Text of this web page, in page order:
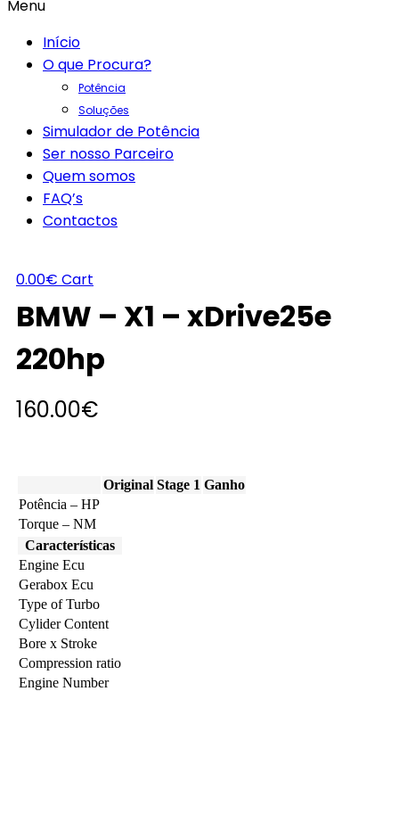
Menu
Início
O que Procura?
Potência
Soluções
Simulador de Potência
Ser nosso Parceiro
Quem somos
FAQ’s
Contactos
0.00€ Cart
BMW – X1 – xDrive25e
220hp
160.00€
Original Stage 1 Ganho
Potência – HP
Torque – NM
Características
Engine Ecu
Gerabox Ecu
Type of Turbo
Cylider Content
Bore x Stroke
Compression ratio
Engine Number